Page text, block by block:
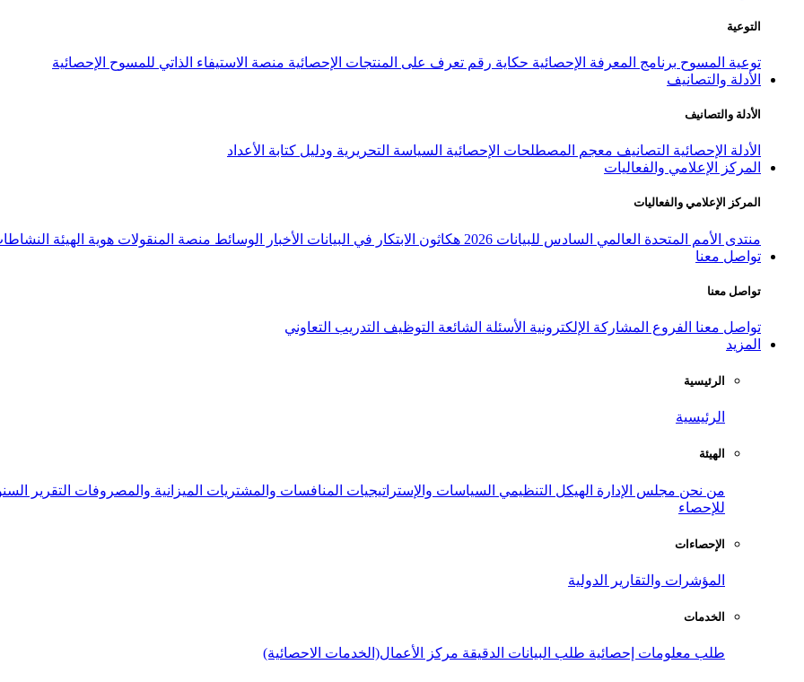
التوعية
توعية المسوح برنامج المعرفة الإحصائية حكاية رقم تعرف على المنتجات الإحصائية منصة الاستيفاء الذاتي للمسوح الإحصائية
الأدلة والتصانيف
الأدلة والتصانيف
الأدلة الإحصائية التصانيف معجم المصطلحات الإحصائية السياسة التحريرية ودليل كتابة الأعداد
المركز الإعلامي والفعاليات
المركز الإعلامي والفعاليات
منتدى الأمم المتحدة العالمي السادس للبيانات 2026 هكاثون الابتكار في البيانات الأخبار الوسائط منصة المنقولات هوية الهيئة
تواصل معنا
تواصل معنا
تواصل معنا الفروع المشاركة الإلكترونية الأسئلة الشائعة التوظيف التدريب التعاوني
المزيد
الرئيسية
الرئيسية
الهيئة
من نحن مجلس الإدارة الهيكل التنظيمي السياسات والإستراتيجيات المنافسات والمشتريات الميزانية والمصروفات التقرير
للإحصاء
الإحصاءات
المؤشرات والتقارير الدولية
الخدمات
طلب معلومات إحصائية طلب البيانات الدقيقة مركز الأعمال(الخدمات الاحصائية)